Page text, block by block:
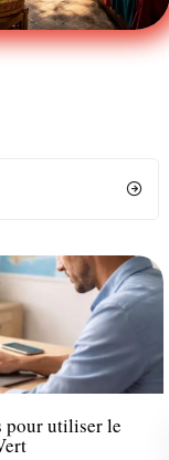
pour utiliser le